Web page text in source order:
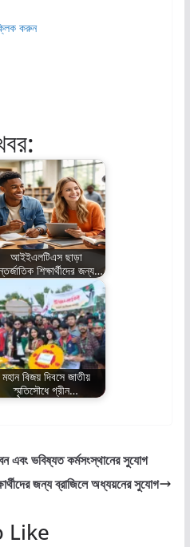
করুন
আইইএলটিএস ছাড়া
শিক্ষার্থীদের জন্য…
মহান বিজয় দিবসে জাতীয়
স্মৃতিসৌধে গ্রীন…
এবং ভবিষ্যত কর্মসংস্থানের সুযোগ
জন্য ব্রাজিলে অধ্যয়নের সুযোগ
Like